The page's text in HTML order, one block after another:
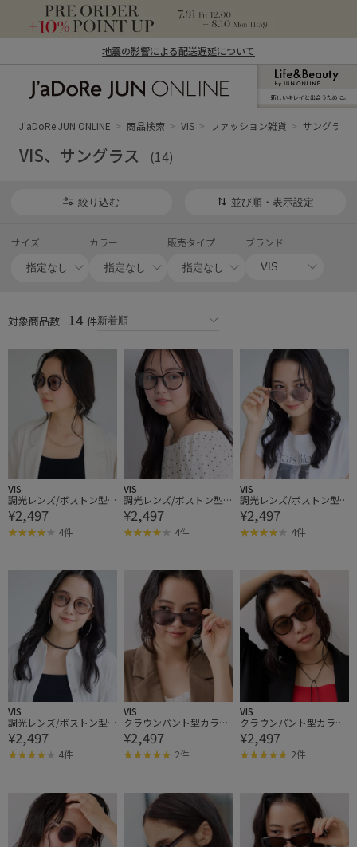
地震の影響による配送遅延について
ン オンライン）
新しいキレイと出合うために。
J'aDoRe JUN ONLINE 商品検索 VIS ファッション雑貨 サングラス
VIS、サングラス (14)
絞り込む 並び順・表示設定
サイズ カラー 販売タイプ ブランド
対象商品数 14 件
VIS
調光レンズ/ボストン型
カラーファッショングラ
ス
¥2,497
4件
VIS
調光レンズ/ボストン型
カラーファッショングラ
ス
¥2,497
4件
VIS
調光レンズ/ボストン型
カラーファッショングラ
ス
¥2,497
4件
VIS
調光レンズ/ボストン型
カラーファッショングラ
ス
¥2,497
4件
VIS
クラウンパント型カラー
ファッショングラス
¥2,497
2件
VIS
クラウンパント型カラー
ファッショングラス
¥2,497
2件